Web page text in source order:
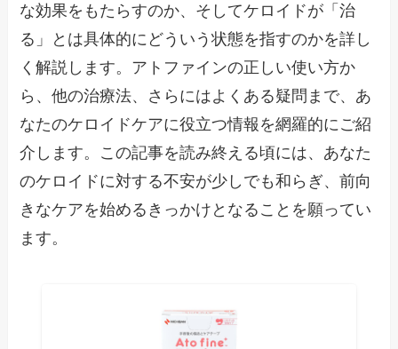
な効果をもたらすのか、そしてケロイドが「治
る」とは具体的にどういう状態を指すのかを詳し
く解説します。アトファインの正しい使い方か
ら、他の治療法、さらにはよくある疑問まで、あ
なたのケロイドケアに役立つ情報を網羅的にご紹
介します。この記事を読み終える頃には、あなた
のケロイドに対する不安が少しでも和らぎ、前向
きなケアを始めるきっかけとなることを願ってい
ます。